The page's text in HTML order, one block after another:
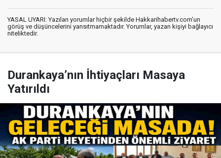
YASAL UYARI: Yazılan yorumlar hiçbir şekilde Hakkarihabertv.com’un
görüş ve düşüncelerini yansıtmamaktadır. Yorumlar, yazan kişiyi bağlayıcı
niteliktedir.
Durankaya’nın İhtiyaçları Masaya
Yatırıldı